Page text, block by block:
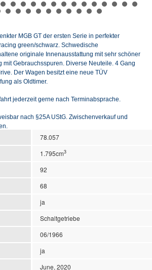
MGB GT der ersten Serie in perfekter
green/schwarz. Schwedische
originale Innenausstattung mit sehr schöner
mit Gebrauchsspuren. Diverse Neuteile. 4 Gang
Der Wagen besitzt eine neue TÜV
als Oldtimer.
jederzeit gerne nach Terminabsprache.
nach §25A UStG. Zwischenverkauf und
78.057
1.795cm3
92
68
ja
Schaltgetriebe
06/1966
ja
June, 2020